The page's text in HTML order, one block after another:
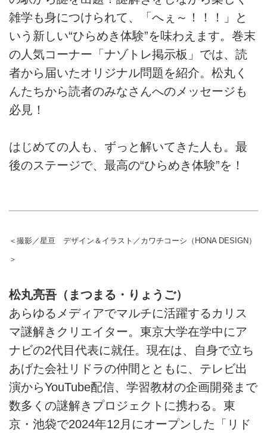
雑学も身につけられて、「へぇ～！！！」と
いう新しい“ひらめき体験”を味わえます。巻末
の人気コーナー「ナゾトレ掲示板」では、読
者から届いたオリジナル問題を紹介。松丸く
んたちから読者のみなさんへのメッセージも
必見！
はじめての人も、ずっと解いてきた人も。最
後のステージで、最高の“ひらめき体験”を！
＜撮影／星亘 デザイン＆イラスト／カワチコーシ（HONA DESIGN）
＞
松丸亮吾（まつまる・りょうご）
あらゆるメディアでマルチに活躍するカリス
マ謎解きクリエイター。東京大学在学中にア
ナビの2代目代表に就任。現在は、自身で立ち
あげた会社リドラの仲間とともに、テレビ出
演からYouTube配信、学習教材の企画開発まで
数多くの謎解きプロジェクトに携わる。東
京・池袋で2024年12月にオープンした「リド